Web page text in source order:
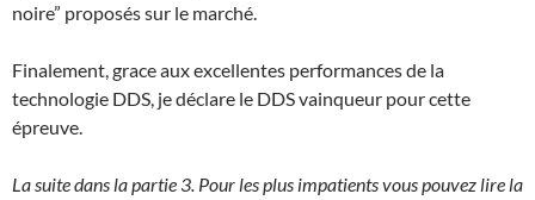
noire” proposés sur le marché.
Finalement, grace aux excellentes performances de la
technologie DDS, je déclare le DDS vainqueur pour cette
épreuve.
La suite dans la partie 3. Pour les plus impatients vous pouvez lire la